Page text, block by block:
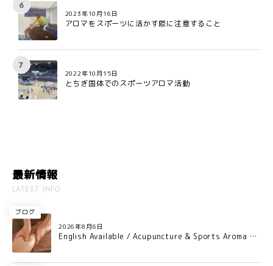
2023年10月16日
アロマをスポーツに活かす際に注意すること
2022年10月15日
とちぎ国体でのスポーツアロマ活動
最新情報
LATEST INFO
ブログ
2026年8月6日
English Available / Acupuncture & Sports Aroma Ca